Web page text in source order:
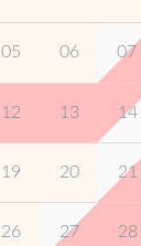
05 06 07
12 13 14
19 20 21
26 27 28